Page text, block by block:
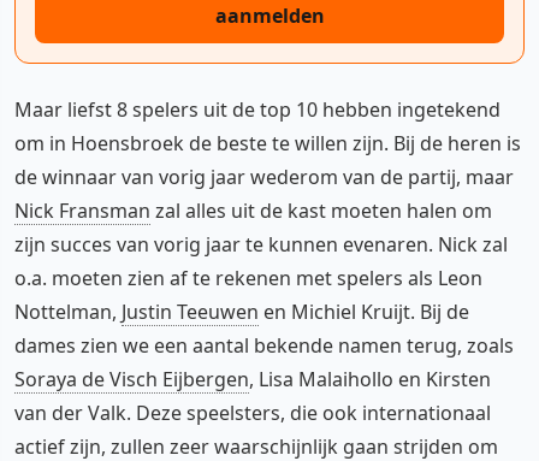
aanmelden
Maar liefst 8 spelers uit de top 10 hebben ingetekend
om in Hoensbroek de beste te willen zijn. Bij de heren is
de winnaar van vorig jaar wederom van de partij, maar
Nick Fransman zal alles uit de kast moeten halen om
zijn succes van vorig jaar te kunnen evenaren. Nick zal
o.a. moeten zien af te rekenen met spelers als Leon
Nottelman, Justin Teeuwen en Michiel Kruijt. Bij de
dames zien we een aantal bekende namen terug, zoals
Soraya de Visch Eijbergen, Lisa Malaihollo en Kirsten
van der Valk. Deze speelsters, die ook internationaal
actief zijn, zullen zeer waarschijnlijk gaan strijden om